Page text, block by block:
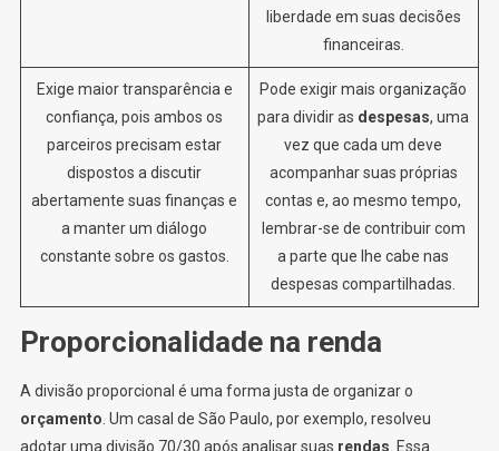
liberdade em suas decisões
financeiras.
Exige maior transparência e
confiança, pois ambos os
parceiros precisam estar
dispostos a discutir
abertamente suas finanças e
a manter um diálogo
constante sobre os gastos.
Pode exigir mais organização
para dividir as despesas, uma
vez que cada um deve
acompanhar suas próprias
contas e, ao mesmo tempo,
lembrar-se de contribuir com
a parte que lhe cabe nas
despesas compartilhadas.
Proporcionalidade na renda
A divisão proporcional é uma forma justa de organizar o
orçamento . Um casal de São Paulo, por exemplo, resolveu
adotar uma divisão 70/30 após analisar suas rendas . Essa